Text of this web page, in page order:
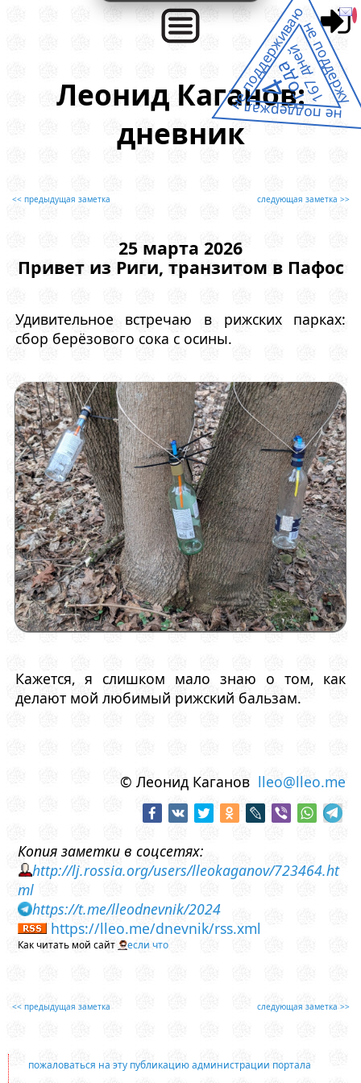
Леонид Каганов:
дневник
<< предыдущая заметка следующая заметка >>
25 марта 2026
Привет из Риги, транзитом в Пафос
Удивительное встречаю в рижских парках:
сбор берёзового сока с осины.
Кажется, я слишком мало знаю о том, как
делают мой любимый рижский бальзам.
© Леонид Каганов lleo@lleo.me
Копия заметки в соцсетях:
http://lj.rossia.org/users/lleokaganov/723464.ht
ml
https://t.me/lleodnevnik/2024
https://lleo.me/dnevnik/rss.xml
Как читать мой сайт если что
<< предыдущая заметка следующая заметка >>
пожаловаться на эту публикацию администрации портала
не поддержал
не поддерживаюне поддержу
4
года
167 дней